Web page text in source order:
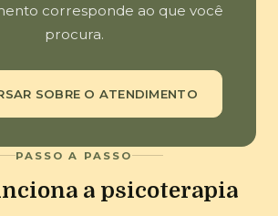
corresponde ao que você
procura.
SOBRE O ATENDIMENTO
PASSO A PASSO
a psicoterapia